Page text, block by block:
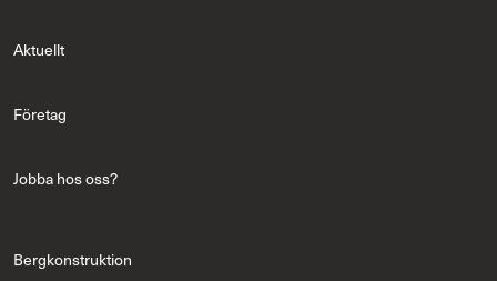
Aktuellt
Företag
Jobba hos oss?
Bergkonstruktion